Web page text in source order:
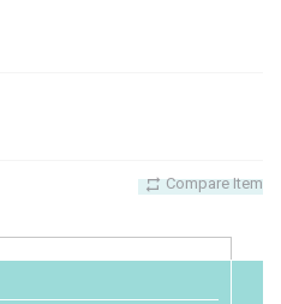
Compare Item